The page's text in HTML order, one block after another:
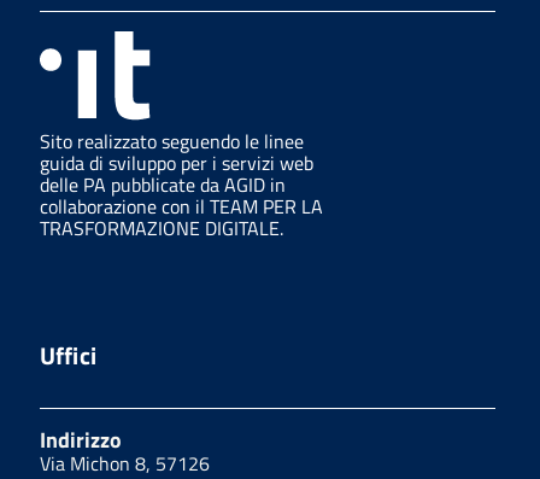
Sito realizzato seguendo le linee
guida di sviluppo per i servizi web
delle PA pubblicate da AGID in
collaborazione con il TEAM PER LA
TRASFORMAZIONE DIGITALE.
Uffici
Indirizzo
Via Michon 8, 57126